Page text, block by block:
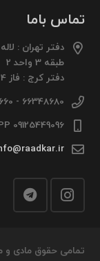
تماس باما
دفتر تهران :
طبقه 3 واحد 2
دفتر کرج : فاز 4 مهرشهر خیابان 411 شرقی پلاک 114 واحد 1
66348680 - 66348660 تماس از 8 صبح تا 6 شب
09125449096 WHATS APP
تمامی حقوق مادی و